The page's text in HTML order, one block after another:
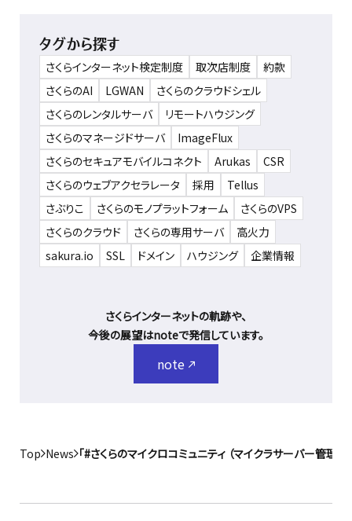
タグから探す
さくらインターネット検定制度 取次店制度
約款
さくらのAI
LGWAN
さくらのクラウドシェル
さくらのレンタルサーバ
リモートハウジング
さくらのマネージドサーバ
ImageFlux
さくらのセキュアモバイルコネクト
Arukas
CSR
さくらのウェブアクセラレータ
採用
Tellus
さぶりこ
さくらのモノプラットフォーム
さくらのVPS
さくらのクラウド
さくらの専用サーバ
高火力
sakura.io
SSL ドメイン ハウジング 企業情報
さくらインターネットの軌跡や、
今後の展望はnoteで発信しています。
note
Top News 「#さくらのマイクロコミュニティ （マイクラサーバー管理